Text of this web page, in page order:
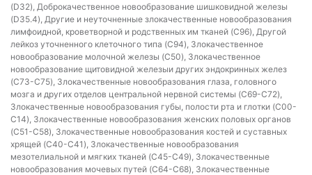
(D32), Доброкачественное новообразование шишковидной железы
(D35.4), Другие и неуточненные злокачественные новообразования
лимфоидной, кроветворной и родственных им тканей (C96), Другой
лейкоз уточненного клеточного типа (C94), Злокачественное
новообразование молочной железы (C50), Злокачественное
новообразование щитовидной железыи других эндокринных желез
(C73-C75), Злокачественные новообразования глаза, головного
мозга и других отделов центральной нервной системы (C69-C72),
Злокачественные новообразования губы, полости рта и глотки (C00-
C14), Злокачественные новообразования женских половых органов
(C51-C58), Злокачественные новообразования костей и суставных
хрящей (C40-C41), Злокачественные новообразования
мезотелиальной и мягких тканей (C45-C49), Злокачественные
новообразования мочевых путей (C64-C68), Злокачественные